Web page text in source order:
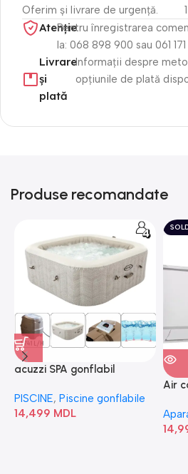
Oferim și livrare de urgență.
Atenție​Pentru înregistrarea
la: 068 898 900 sau 061 171
Livrare
și
plată
Informații despre
opțiunile de plată
Produse recomandate
acuzzi SPA gonflabil
Bubble” 28446
PISCINE, Piscine gonflabile
14,499 MDL
Air